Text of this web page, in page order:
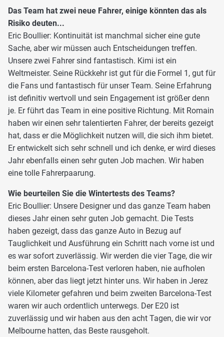
Das Team hat zwei neue Fahrer, einige könnten das als
Risiko deuten...
Eric Boullier: Kontinuität ist manchmal sicher eine gute
Sache, aber wir müssen auch Entscheidungen treffen.
Unsere zwei Fahrer sind fantastisch. Kimi ist ein
Weltmeister. Seine Rückkehr ist gut für die Formel 1, gut für
die Fans und fantastisch für unser Team. Seine Erfahrung
ist definitiv wertvoll und sein Engagement ist größer denn
je. Er führt das Team in eine positive Richtung. Mit Romain
haben wir einen sehr talentierten Fahrer, der bereits gezeigt
hat, dass er die Möglichkeit nutzen will, die sich ihm bietet.
Er entwickelt sich sehr schnell und ich denke, er wird dieses
Jahr ebenfalls einen sehr guten Job machen. Wir haben
eine tolle Fahrerpaarung.
Wie beurteilen Sie die Wintertests des Teams?
Eric Boullier: Unsere Designer und das ganze Team haben
dieses Jahr einen sehr guten Job gemacht. Die Tests
haben gezeigt, dass das ganze Auto in Bezug auf
Tauglichkeit und Ausführung ein Schritt nach vorne ist und
es war sofort zuverlässig. Wir werden die vier Tage, die wir
beim ersten Barcelona-Test verloren haben, nie aufholen
können, aber das liegt jetzt hinter uns. Wir haben in Jerez
viele Kilometer gefahren und beim zweiten Barcelona-Test
waren wir auch ordentlich unterwegs. Der E20 ist
zuverlässig und wir haben aus den acht Tagen, die wir vor
Melbourne hatten, das Beste rausgeholt.